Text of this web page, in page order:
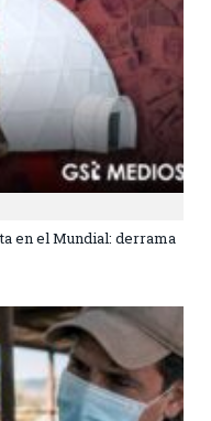
en el Mundial: derrama